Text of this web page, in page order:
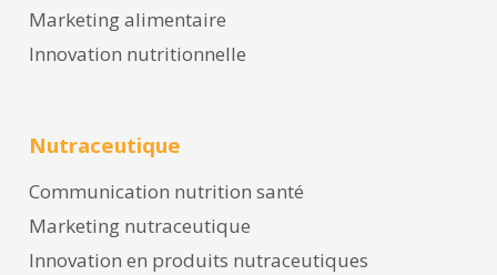
Marketing alimentaire
Innovation nutritionnelle
Nutraceutique
Communication nutrition santé
Marketing nutraceutique
Innovation en produits nutraceutiques